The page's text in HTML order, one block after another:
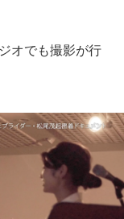
オでも撮影が行